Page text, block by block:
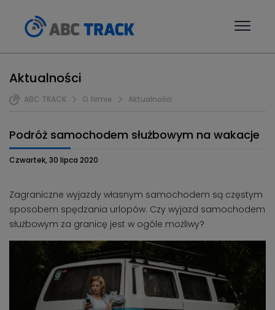
Aktualności
ABC TRACK O firmie Aktualności
Podróż samochodem służbowym na wakacje
Czwartek, 30 lipca 2020
Zagraniczne wyjazdy własnym samochodem są częstym
sposobem spędzania urlopów. Czy wyjazd samochodem
służbowym za granicę jest w ogóle możliwy?